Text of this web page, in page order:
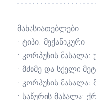
მახასიათებლები
• ტიპი: მექანიკური
• კორპუსის
• მძიმე და სქელი
• კორპუსის მასალა:
• საწურის